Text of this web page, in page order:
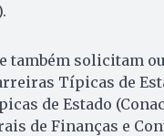
também solicitam
Típicas de
de Estado
de Finanças e